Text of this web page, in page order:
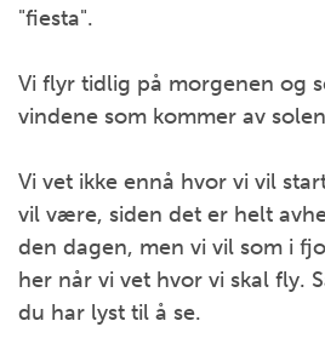
"fiesta".
Vi flyr tidlig på morgenen og
vindene som kommer av
Vi vet ikke ennå hvor vi vil
vil være, siden det er helt
den dagen, men vi vil som i
her når vi vet hvor vi skal fly.
du har lyst til å se.